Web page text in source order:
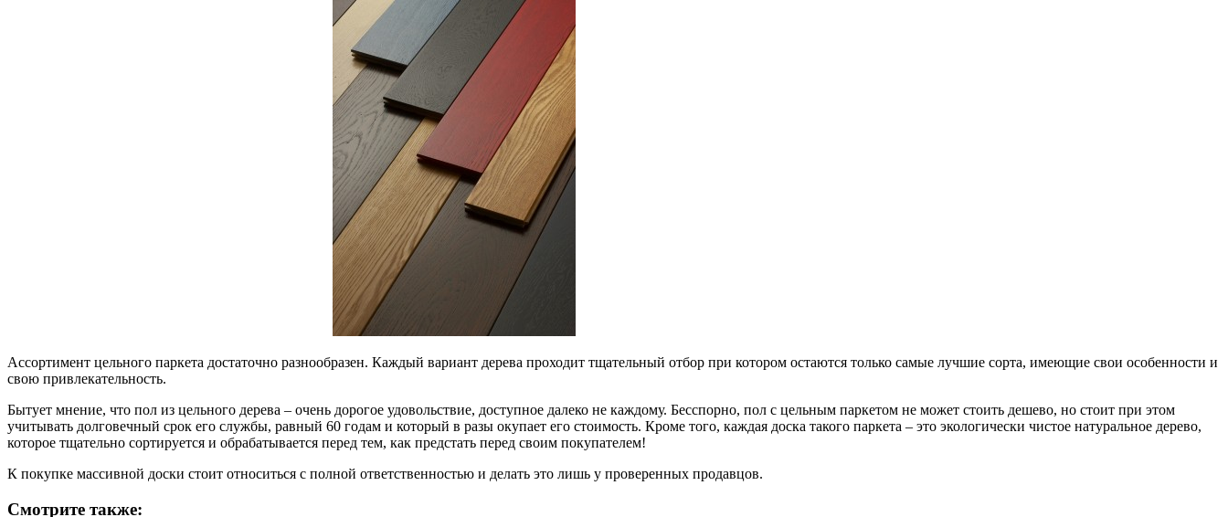
Ассортимент цельного паркета достаточно разнообразен. Каждый вариант дерева проходит тщательный отбор при котором остаются только самые лучшие сорта, имеющие свои особенности и
свою привлекательность.
Бытует мнение, что пол из цельного дерева – очень дорогое удовольствие, доступное далеко не каждому. Бесспорно, пол с цельным паркетом не может стоить дешево, но стоит при этом
учитывать долговечный срок его службы, равный 60 годам и который в разы окупает его стоимость. Кроме того, каждая доска такого паркета – это экологически чистое натуральное дерево,
которое тщательно сортируется и обрабатывается перед тем, как предстать перед своим покупателем!
К покупке массивной доски стоит относиться с полной ответственностью и делать это лишь у проверенных продавцов.
Смотрите также: